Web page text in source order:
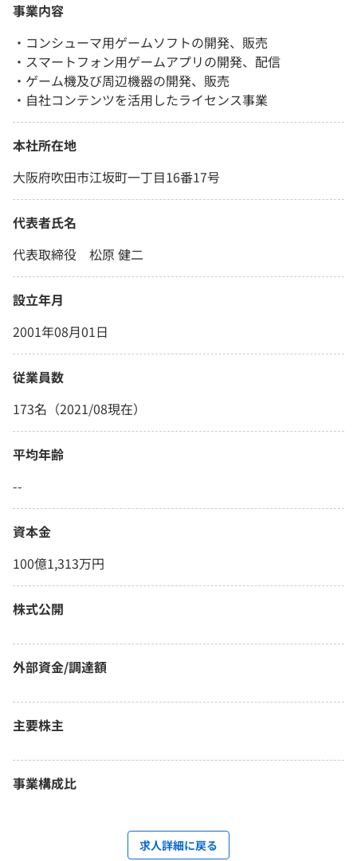
法人向けプラン
学校向けプラン
契約内容・クーポン
事業内容
・コンシューマ用ゲームソフトの開発、販売
・スマートフォン用ゲームアプリの開発、配信
・ゲーム機及び周辺機器の開発、販売
・自社コンテンツを活用したライセンス事業
本社所在地
大阪府吹田市江坂町一丁目16番17号
代表者氏名
代表取締役 松原 健二
設立年月
2001年08月01日
従業員数
173名（2021/08現在）
平均年齢
--
資本金
100億1,313万円
株式公開
外部資金/調達額
主要株主
事業構成比
求人詳細に戻る